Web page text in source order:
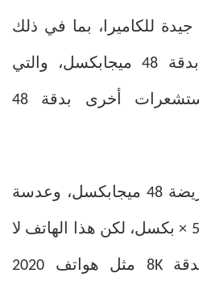
للكاميرا، بما في ذلك
إضافة كاميرا جديدة بدقة 48 ميجابكسل، والتي
تتفوق تقنيًا على مستشعرات أخرى بدقة 48
بالإضافة إلى كاميرا عريضة 48 ميجابكسل، وعدسة
13 × بفتحة عدسة زوم 5 × بكسل، لكن هذا الهاتف لا
يمكنه تصوير فيديو بدقة 8K مثل هواتف 2020